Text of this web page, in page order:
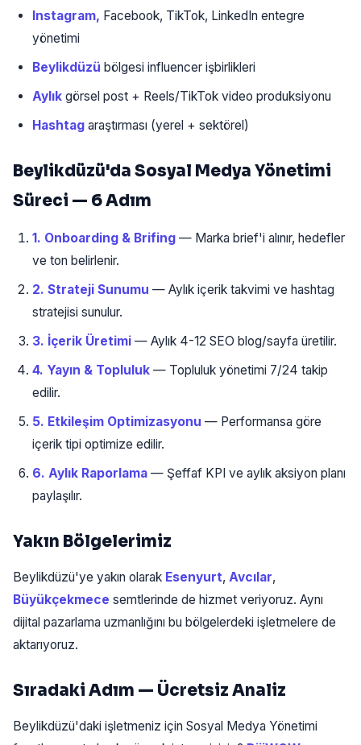
Instagram, Facebook, TikTok, LinkedIn entegre
yönetimi
Beylikdüzü bölgesi influencer işbirlikleri
Aylık görsel post + Reels/TikTok video produksiyonu
Hashtag araştırması (yerel + sektörel)
Beylikdüzü'da Sosyal Medya Yönetimi
Süreci — 6 Adım
1. Onboarding & Brifing — Marka brief'i alınır, hedefler
ve ton belirlenir.
2. Strateji Sunumu — Aylık içerik takvimi ve hashtag
stratejisi sunulur.
3. İçerik Üretimi — Aylık 4-12 SEO blog/sayfa üretilir.
4. Yayın & Topluluk — Topluluk yönetimi 7/24 takip
edilir.
5. Etkileşim Optimizasyonu — Performansa göre
içerik tipi optimize edilir.
6. Aylık Raporlama — Şeffaf KPI ve aylık aksiyon planı
paylaşılır.
Yakın Bölgelerimiz
Beylikdüzü'ye yakın olarak Esenyurt, Avcılar,
Büyükçekmece semtlerinde de hizmet veriyoruz. Aynı
dijital pazarlama uzmanlığını bu bölgelerdeki işletmelere de
aktarıyoruz.
Sıradaki Adım — Ücretsiz Analiz
Beylikdüzü'daki işletmeniz için Sosyal Medya Yönetimi